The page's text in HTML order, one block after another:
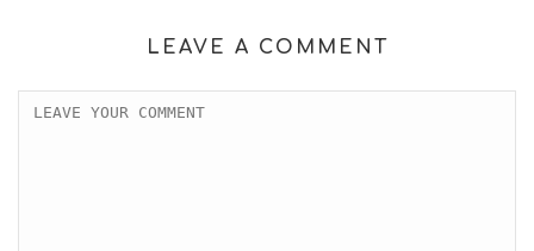
LEAVE A COMMENT